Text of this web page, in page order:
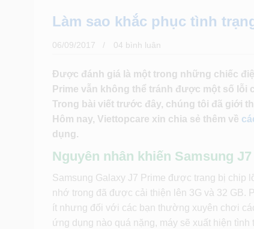
Làm sao khắc phục tình
06/09/2017 04 bình luân
Được đánh giá là một trong những chiếc
Prime vẫn không thể tránh được một số lỗi
Trong bài viết trước đây, chúng tôi đã giới
Hôm nay, Viettopcare xin chia sẻ thêm về
dụng.
Nguyên nhân khiến Samsung
Samsung Galaxy J7 Prime được trang bị chip
nhớ trong đã được cải thiện lên 3G và 32 GB.
ít nhưng đối với các bạn thường xuyên chơi
ứng dụng nào quá nặng, máy sẽ xuất hiện